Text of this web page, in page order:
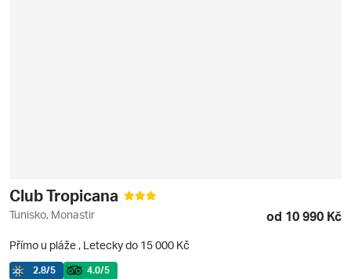
Club Tropicana
Tunisko, Monastir od 10 990 Kč
Přímo u pláže , Letecky do 15 000 Kč
2.8/5 4.0/5